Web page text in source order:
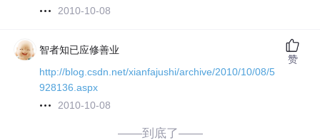
2010-10-08
智者知已应修善业
http://blog.csdn.net/xianfajushi/archive/2010/10/08/5
928136.aspx
2010-10-08
赞
——到底了——